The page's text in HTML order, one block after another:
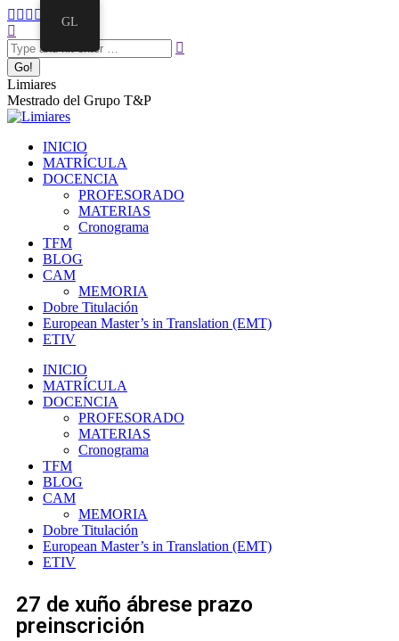
Limiares
Mestrado del Grupo T&P
INICIO
MATRÍCULA
DOCENCIA
PROFESORADO
MATERIAS
Cronograma
TFM
BLOG
CAM
MEMORIA
Dobre Titulación
European Master’s in Translation (EMT)
ETIV
INICIO
MATRÍCULA
DOCENCIA
PROFESORADO
MATERIAS
Cronograma
TFM
BLOG
CAM
MEMORIA
Dobre Titulación
European Master’s in Translation (EMT)
ETIV
27 de xuño ábrese prazo
preinscrición
GL